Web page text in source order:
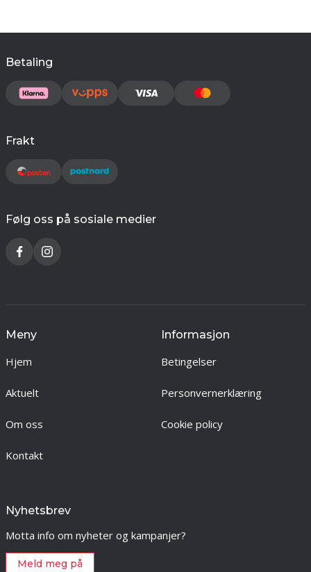
Betaling
Frakt
Følg oss på sosiale medier
Meny
Hjem
Aktuelt
Om oss
Kontakt
Informasjon
Betingelser
Personvernerklæring
Cookie policy
Nyhetsbrev
Motta info om nyheter og kampanjer?
Meld meg på